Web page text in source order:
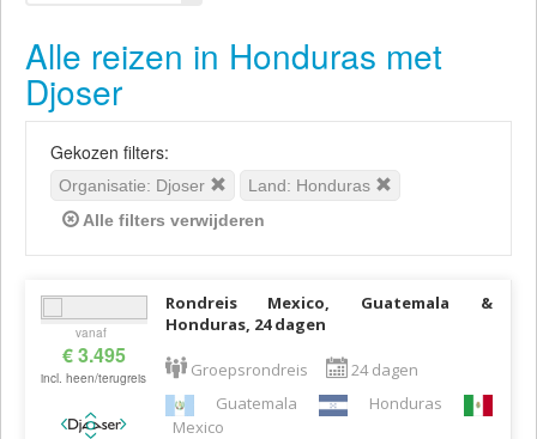
Alle reizen in Honduras met
Djoser
Gekozen filters:
Organisatie: Djoser
Land: Honduras
Alle filters verwijderen
vanaf
€ 3.495
incl. heen/terugreis
Rondreis Mexico, Guatemala &
Honduras, 24 dagen
Groepsrondreis
24 dagen
Guatemala
Honduras
Mexico